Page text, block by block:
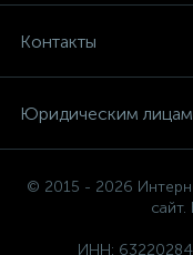
Контакты
Юридическим лицам
© 2015 - 2026
ИНН: